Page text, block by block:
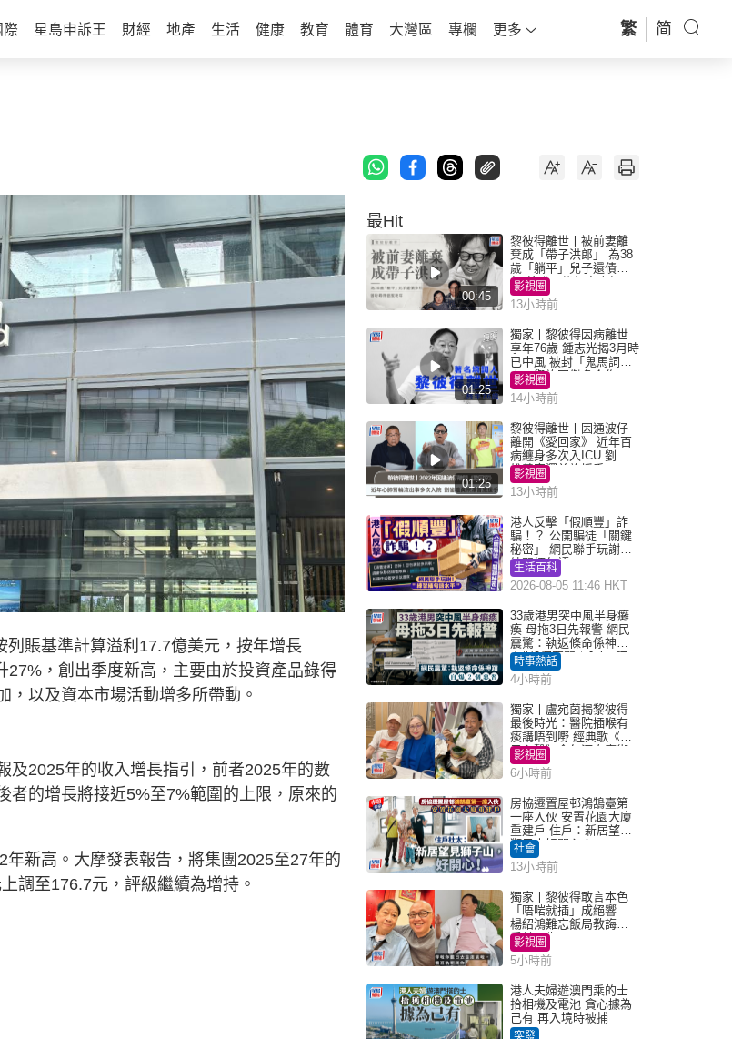
際 星島申訴王 財經 地產 生活 健康 教育 體育 大灣區 專欄 更多 繁 简
賬基準計算溢利17.7億美元，按年增長
，創出季度新高，主要由於投資產品錄得
以及資本市場活動增多所帶動。
及2025年的收入增長指引，前者2025年的數
者的增長將接近5%至7%範圍的上限，原來的
新高。大摩發表報告，將集團2025至27年的
調至176.7元，評級繼續為增持。
最Hit
00:45
黎彼得離世丨被前妻離
棄成「帶子洪郎」 為38
歲「躺平」兒子還債多
年 曾盼尋伴侶度晚年
影視圈
13小時前
01:25
獨家丨黎彼得因病離世
享年76歲 鍾志光揭3月時
已中風 被封「鬼馬詞
人」與許冠傑多合作
影視圈
14小時前
01:25
黎彼得離世丨因通波仔
離開《愛回家》 近年百
病纏身多次入ICU 劉鑾
雄黃宗澤曾施援手
影視圈
13小時前
港人反擊「假順豐」詐
騙！？ 公開騙徒「關鍵
秘密」 網民聯手玩謝：
練習緬甸語
生活百科
2026-08-05 11:46 HKT
33歲港男突中風半身癱
瘓 母拖3日先報警 網民
震驚：執返條命係神蹟
自爆2個惡習｜Juicy叮
時事熱話
4小時前
獨家丨盧宛茵揭黎彼得
最後時光：醫院插喉有
痰講唔到嘢 經典歌《浪
子心聲》金句源自廟街
睇相佬
影視圈
6小時前
房協遷置屋邨鴻鵠臺第
一座入伙 安置花園大廈
重建戶 住戶：新居望見
獅子山好開心！
社會
13小時前
獨家丨黎彼得敢言本色
「唔啱就插」成絕響
楊紹鴻難忘飯局教誨：
受益一生
影視圈
5小時前
港人夫婦遊澳門乘的士
拾相機及電池 貪心據為
己有 再入境時被捕
突發